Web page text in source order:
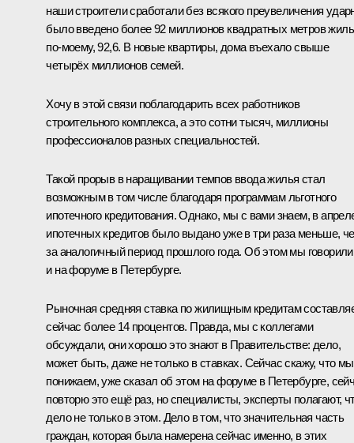
наши строители сработали без всякого преувеличения
было введено более 92 миллионов квадратных метров
по-моему, 92,6. В новые квартиры, дома въехало свыше
четырёх миллионов семей.
Хочу в этой связи поблагодарить всех работников
строительного комплекса, а это сотни тысяч, миллионы
профессионалов разных специальностей.
Такой прорыв в наращивании темпов ввода жилья стал
возможным в том числе благодаря программам льготного
ипотечного кредитования. Однако, мы с вами знаем, в
ипотечных кредитов было выдано уже в три раза меньше,
за аналогичный период прошлого года. Об этом мы говорили
и на форуме в Петербурге.
Рыночная средняя ставка по жилищным кредитам
сейчас более 14 процентов. Правда, мы с коллегами
обсуждали, они хорошо это знают в Правительстве: дело,
может быть, даже не только в ставках. Сейчас скажу, что
понижаем, уже сказал об этом на форуме в Петербурге,
повторю это ещё раз, но специалисты, эксперты полагают,
дело не только в этом. Дело в том, что значительная часть
граждан, которая была намерена сейчас именно, в этих